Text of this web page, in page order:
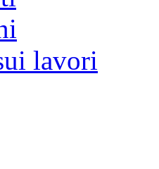
lavori